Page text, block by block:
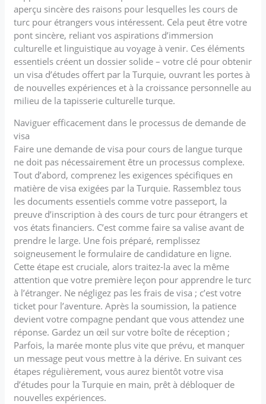
aperçu sincère des raisons pour lesquelles les cours de
turc pour étrangers vous intéressent. Cela peut être votre
pont sincère, reliant vos aspirations d’immersion
culturelle et linguistique au voyage à venir. Ces éléments
essentiels créent un dossier solide – votre clé pour obtenir
un visa d’études offert par la Turquie, ouvrant les portes à
de nouvelles expériences et à la croissance personnelle au
milieu de la tapisserie culturelle turque.
Naviguer efficacement dans le processus de demande de
visa
Faire une demande de visa pour cours de langue turque
ne doit pas nécessairement être un processus complexe.
Tout d’abord, comprenez les exigences spécifiques en
matière de visa exigées par la Turquie. Rassemblez tous
les documents essentiels comme votre passeport, la
preuve d’inscription à des cours de turc pour étrangers et
vos états financiers. C’est comme faire sa valise avant de
prendre le large. Une fois préparé, remplissez
soigneusement le formulaire de candidature en ligne.
Cette étape est cruciale, alors traitez-la avec la même
attention que votre première leçon pour apprendre le turc
à l’étranger. Ne négligez pas les frais de visa ; c’est votre
ticket pour l’aventure. Après la soumission, la patience
devient votre compagne pendant que vous attendez une
réponse. Gardez un œil sur votre boîte de réception ;
Parfois, la marée monte plus vite que prévu, et manquer
un message peut vous mettre à la dérive. En suivant ces
étapes régulièrement, vous aurez bientôt votre visa
d’études pour la Turquie en main, prêt à débloquer de
nouvelles expériences.